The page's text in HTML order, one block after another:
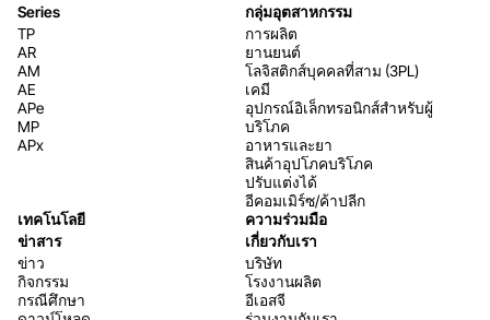
Series
TP
AR
AM
AE
APe
MP
APx
กลุ่มอุตสาหกรรม
การผลิต
ยานยนต์
โลจิสติกส์บุคคลที่สาม (3PL)
เคมี
อุปกรณ์อิเล็กทรอนิกส์สำหรับผู้
บริโภค
อาหารและยา
สินค้าอุปโภคบริโภค
ปรับแต่งได้
อีคอมเมิร์ซ/ค้าปลีก
เทคโนโลยี
ความร่วมมือ
ข่าสาร
ข่าว
กิจกรรม
กรณีศึกษา
เกี่ยวกับเรา
บริษัท
โรงงานผลิต
อีเอสจี